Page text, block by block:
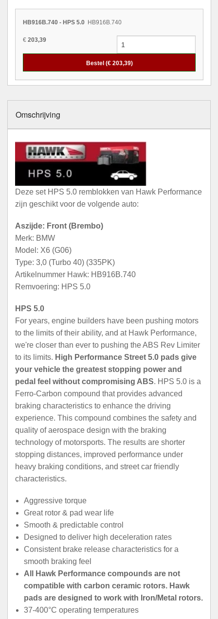
HB916B.740 - HPS 5.0 HB916B.740
€ 203,39
Bestel (€ 203,39)
Omschrijving
Deze set HPS 5.0 remblokken van Hawk Performance
zijn geschikt voor de volgende auto:
Aszijde: Front (Brembo)
Merk: BMW
Model: X6 (G06)
Type: 3,0 (Turbo 40) (335PK)
Artikelnummer Hawk: HB916B.740
Remvoering: HPS 5.0
HPS 5.0
For years, engine builders have been pushing motors
to the limits of their ability, and at Hawk Performance,
we're closer than ever to pushing the ABS Rev Limiter
to its limits. High Performance Street 5.0 pads give
your vehicle the greatest stopping power and
pedal feel without compromising ABS. HPS 5.0 is a
Ferro-Carbon compound that provides advanced
braking characteristics to enhance the driving
experience. This compound combines the safety and
quality of aerospace design with the braking
technology of motorsports. The results are shorter
stopping distances, improved performance under
heavy braking conditions, and street car friendly
characteristics.
Aggressive torque
Great rotor & pad wear life
Smooth & predictable control
Designed to deliver high deceleration rates
Consistent brake release characteristics for a
smooth braking feel
All Hawk Performance compounds are not
compatible with carbon ceramic rotors. Hawk
pads are designed to work with Iron/Metal rotors.
37-400°C operating temperatures